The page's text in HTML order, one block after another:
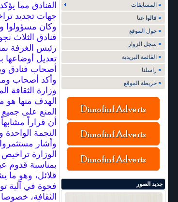
المسابقات
قالوا عنا
حول الموقع
سجل الزوار
القائمة البريدية
راسلنا
خريطة الموقع
جديد الصور
الفنادق مما
جهات تجديد
وكان مسؤولوا
فنادق الثلاث
رئيس الغرفة
تعديل أوضاعها
أصحاب فنادق
وأكد أصحاب
وزارة الثقافة
الهدف منها هو
المنع على
النجمة الواحدة
وأشار
الوزارة
بمناسبة قدوم
قلائل، وهو ما
فجوة في آلية
الثقافة،